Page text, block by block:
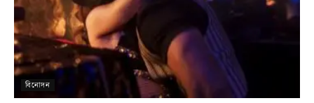
বিনোদন